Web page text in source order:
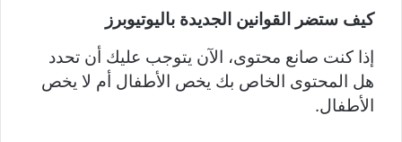
كيف ستضر القوانين الجديدة باليوتيوبرز
إذا كنت صانع محتوى، الآن يتوجب عليك أن تحدد
هل المحتوى الخاص بك يخص الأطفال أم لا يخص
الأطفال.